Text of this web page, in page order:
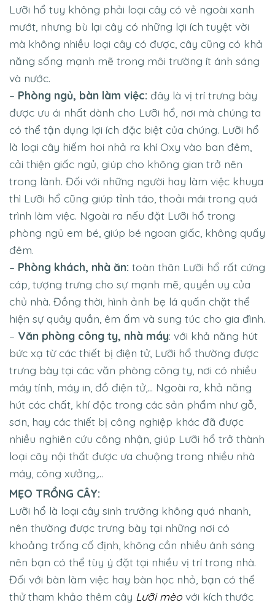
Lưỡi hổ tuy không phải loại cây có vẻ ngoài xanh
mướt, nhưng bù lại cây có những lợi ích tuyệt vời
mà không nhiều loại cây có được, cây cũng có khả
năng sống mạnh mẽ trong môi trường ít ánh sáng
và nước.
– Phòng ngủ, bàn làm việc: đây là vị trí trưng bày
được ưu ái nhất dành cho Lưỡi hổ, nơi mà chúng ta
có thể tận dụng lợi ích đặc biệt của chúng. Lưỡi hổ
là loại cây hiếm hoi nhả ra khí Oxy vào ban đêm,
cải thiện giấc ngủ, giúp cho không gian trở nên
trong lành. Đối với những người hay làm việc khuya
thì Lưỡi hổ cũng giúp tỉnh táo, thoải mái trong quá
trình làm việc. Ngoài ra nếu đặt Lưỡi hổ trong
phòng ngủ em bé, giúp bé ngoan giấc, không quấy
đêm.
– Phòng khách, nhà ăn: toàn thân Lưỡi hổ rất cứng
cáp, tượng trưng cho sự mạnh mẽ, quyền uy của
chủ nhà. Đồng thời, hình ảnh bẹ lá quấn chặt thể
hiện sự quây quần, êm ấm và sung túc cho gia đình.
– Văn phòng công ty, nhà máy: với khả năng hút
bức xạ từ các thiết bị điện tử, Lưỡi hổ thường được
trưng bày tại các văn phòng công ty, nơi có nhiều
máy tính, máy in, đồ điện tử,… Ngoài ra, khả năng
hút các chất, khí độc trong các sản phẩm như gỗ,
sơn, hay các thiết bị công nghiệp khác đã được
nhiều nghiên cứu công nhận, giúp Lưỡi hổ trở thành
loại cây nội thất được ưa chuộng trong nhiều nhà
máy, công xưởng,…
MẸO TRỒNG CÂY:
Lưỡi hổ là loại cây sinh trưởng không quá nhanh,
nên thường được trưng bày tại những nơi có
khoảng trống cố định, không cần nhiều ánh sáng
nên bạn có thể tùy ý đặt tại nhiều vị trí trong nhà.
Đối với bàn làm việc hay bàn học nhỏ, bạn có thể
thử tham khảo thêm cây Lưỡi mèo với kích thước